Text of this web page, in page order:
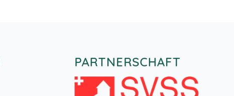
PARTNERSCHAFT